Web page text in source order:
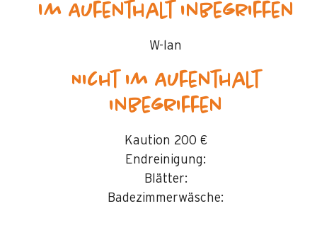
Im Aufenthalt inbegriffen
W-lan
Nicht im Aufenthalt
inbegriffen
Kaution 200 €
Endreinigung:
Blätter:
Badezimmerwäsche: